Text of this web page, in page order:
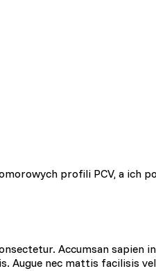
profili PCV, a ich
Accumsan sapien
Augue nec mattis facilisis